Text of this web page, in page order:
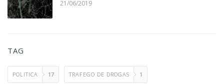
21/06/2019
TAG
POLITICA 17 TRAFEGO DE DROGAS 1